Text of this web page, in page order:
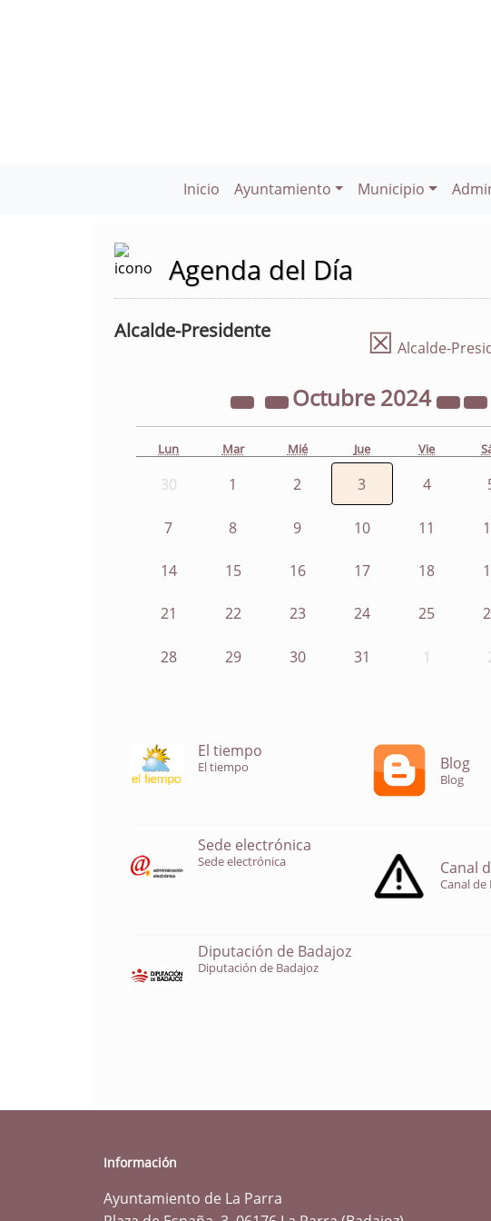
Inicio Ayuntamiento Municipio
Agenda del Día
Alcalde-Presidente ☒ Alcalde-
Octubre2024
Lun Mar Mié Jue Vie
30 1 2 3 4
7 8 9 10 11
14 15 16 17 18
21 22 23 24 25
28 29 30 31 1
El tiempo
El tiempo Blog
Blog
Sede electrónica
Sede electrónica Canal
Canal de
Diputación de Badajoz
Diputación de Badajoz
Información
Ayuntamiento de La Parra